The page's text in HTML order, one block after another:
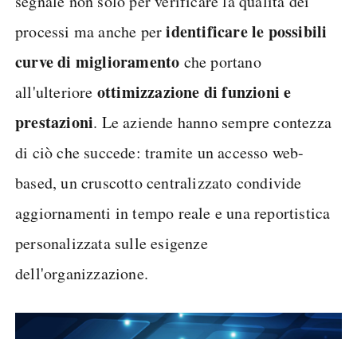
processi ma anche peridentificare le possibili
curve di miglioramento che portano
all'ulteriore ottimizzazione di funzioni e
prestazioni. Le aziende hanno sempre contezza
di ciò che succede: tramite un accesso web-
based, un cruscotto centralizzato condivide
aggiornamenti in tempo reale e una reportistica
personalizzata sulle esigenze
dell'organizzazione.